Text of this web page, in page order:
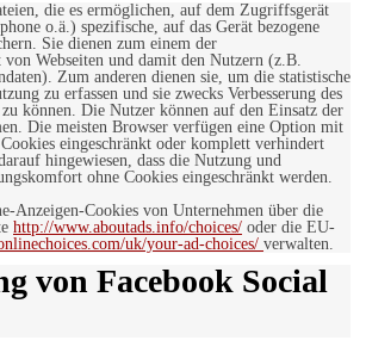
die es ermöglichen, auf dem Zugriffsgerät
o.ä.) spezifische, auf das Gerät bezogene
Sie dienen zum einem der
Webseiten und damit den Nutzern (z.B.
Zum anderen dienen sie, um die statistische
zu erfassen und sie zwecks Verbesserung des
können. Die Nutzer können auf den Einsatz der
Die meisten Browser verfügen eine Option mit
eingeschränkt oder komplett verhindert
hingewiesen, dass die Nutzung und
ohne Cookies eingeschränkt werden.
Anzeigen-Cookies von Unternehmen über die
http://www.aboutads.info/choices/ oder die EU-
uk/your-ad-choices/ verwalten.
von Facebook Social